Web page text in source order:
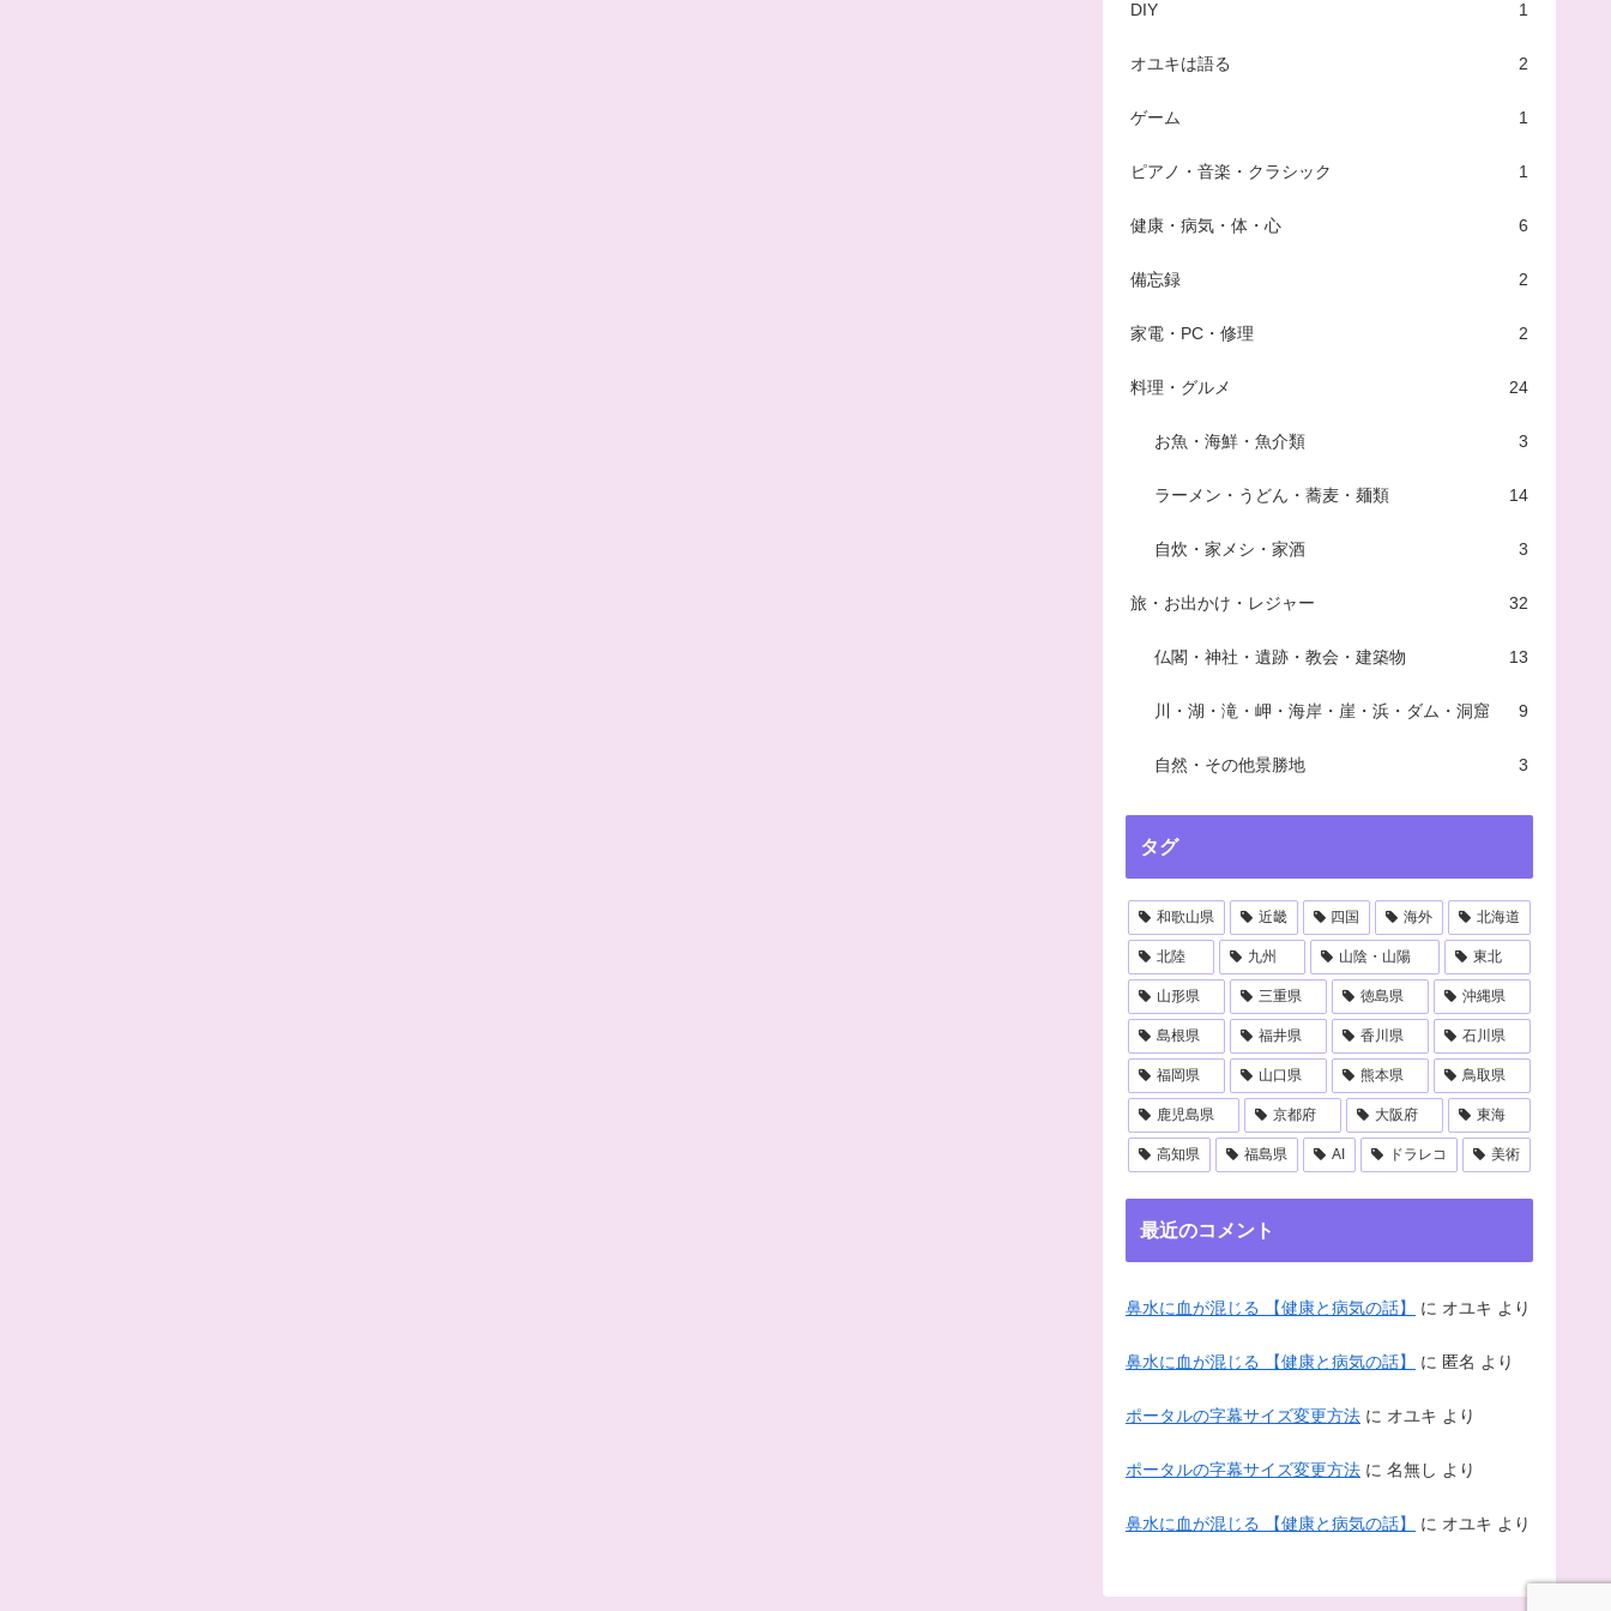
DIY 1
オユキは語る 2
ゲーム 1
ピアノ・音楽・クラシック 1
健康・病気・体・心 6
備忘録 2
家電・PC・修理 2
料理・グルメ 24
お魚・海鮮・魚介類 3
ラーメン・うどん・蕎麦・麺類 14
自炊・家メシ・家酒 3
旅・お出かけ・レジャー 32
仏閣・神社・遺跡・教会・建築物 13
川・湖・滝・岬・海岸・崖・浜・ダム・洞窟 9
自然・その他景勝地 3
タグ
和歌山県 近畿 四国 海外 北海道
北陸 九州 山陰・山陽 東北
山形県 三重県 徳島県 沖縄県
島根県 福井県 香川県 石川県
福岡県 山口県 熊本県 鳥取県
鹿児島県 京都府 大阪府 東海
高知県 福島県 AI ドラレコ 美術
最近のコメント
鼻水に血が混じる 【健康と病気の話】 に オユキ より
鼻水に血が混じる 【健康と病気の話】 に 匿名 より
ポータルの字幕サイズ変更方法 に オユキ より
ポータルの字幕サイズ変更方法 に 名無し より
鼻水に血が混じる 【健康と病気の話】 に オユキ より